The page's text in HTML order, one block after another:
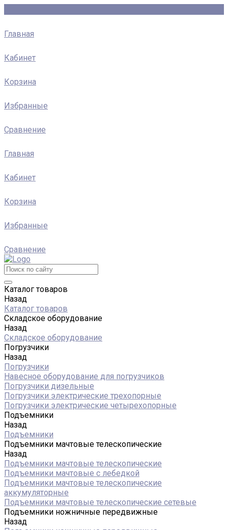
Главная
Кабинет
Корзина
Избранные
Сравнение
Главная
Кабинет
Корзина
Избранные
Сравнение
Каталог товаров
Назад
Каталог товаров
Складское оборудование
Назад
Складское оборудование
Погрузчики
Назад
Погрузчики
Навесное оборудование для погрузчиков
Погрузчики дизельные
Погрузчики электрические трехопорные
Погрузчики электрические четырехопорные
Подъемники
Назад
Подъемники
Подъемники мачтовые телескопические
Назад
Подъемники мачтовые телескопические
Подъемники мачтовые с лебедкой
Подъемники мачтовые телескопические
аккумуляторные
Подъемники мачтовые телескопические сетевые
Подъемники ножничные передвижные
Назад